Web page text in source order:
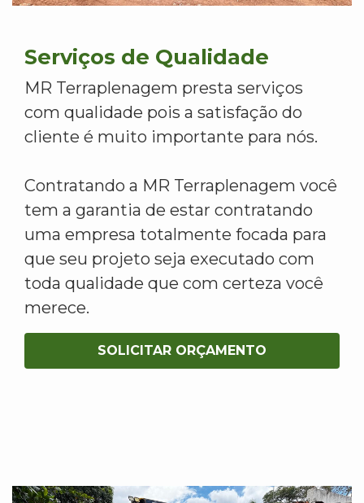
Serviços de Qualidade
MR Terraplenagem presta serviços
com qualidade pois a satisfação do
cliente é muito importante para nós.
Contratando a MR Terraplenagem você
tem a garantia de estar contratando
uma empresa totalmente focada para
que seu projeto seja executado com
toda qualidade que com certeza você
merece.
SOLICITAR ORÇAMENTO